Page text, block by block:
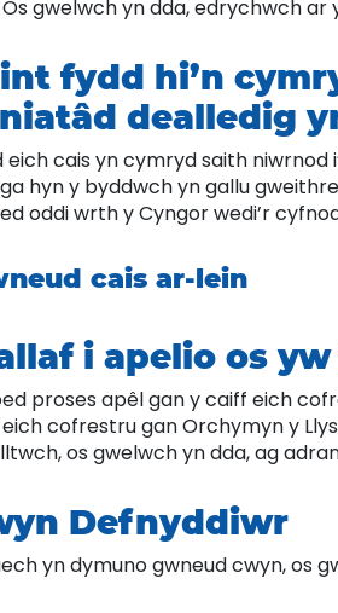
Os gwelwch yn dda, edrychwch ar
fydd hi’n
dealledig
eich cais yn cymryd saith
hyn y byddwch yn gallu
oddi wrth y Cyngor wedi’r
cais ar-lein
i apelio os
proses apêl gan y caiff eich
cofrestru gan Orchymyn y
os gwelwch yn dda, ag
Defnyddiwr
yn dymuno gwneud cwyn, os